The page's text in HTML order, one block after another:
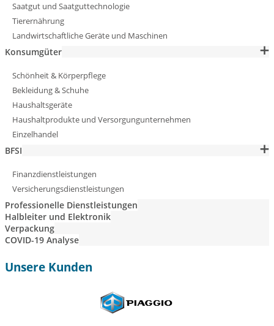
Saatgut und Saatguttechnologie
Tierernährung
Landwirtschaftliche Geräte und Maschinen
Konsumgüter
Schönheit & Körperpflege
Bekleidung & Schuhe
Haushaltsgeräte
Haushaltprodukte und Versorgungunternehmen
Einzelhandel
BFSI
Finanzdienstleistungen
Versicherungsdienstleistungen
Professionelle Dienstleistungen
Halbleiter und Elektronik
Verpackung
COVID-19 Analyse
Unsere Kunden